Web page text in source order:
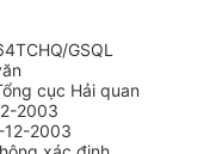
GSQL
cục Hải quan
2003
12-2003